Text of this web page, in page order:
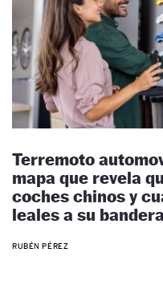
Terremoto
mapa que revela
coches chinos y
leales a su bandera
RUBÉN PÉREZ